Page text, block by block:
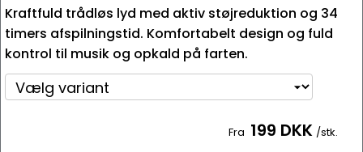
Kraftfuld trådløs lyd med aktiv støjreduktion og 34
timers afspilningstid. Komfortabelt design og fuld
kontrol til musik og opkald på farten.
Fra 199 DKK /stk.